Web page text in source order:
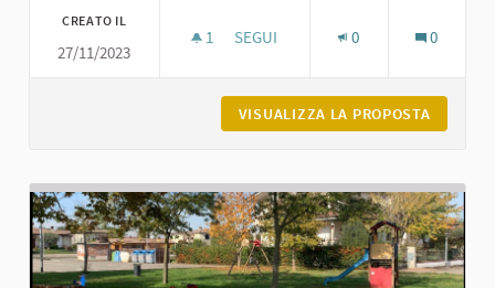
CREATO IL
27/11/2023
1 1 SOSTENITORI
SEGUI 0 0
VISUALIZZA LA PROPOSTA